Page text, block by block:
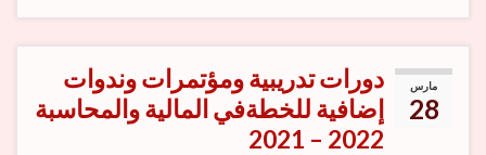
مارس
28
دورات تدريبية ومؤتمرات وندوات
إضافية للخطةفي المالية والمحاسبة
2022 – 2021